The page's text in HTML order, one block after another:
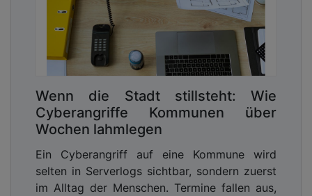
Wenn die Stadt stillsteht: Wie
Cyberangriffe Kommunen über
Wochen lahmlegen
Ein Cyberangriff auf eine Kommune wird
selten in Serverlogs sichtbar, sondern zuerst
im Alltag der Menschen. Termine fallen aus,